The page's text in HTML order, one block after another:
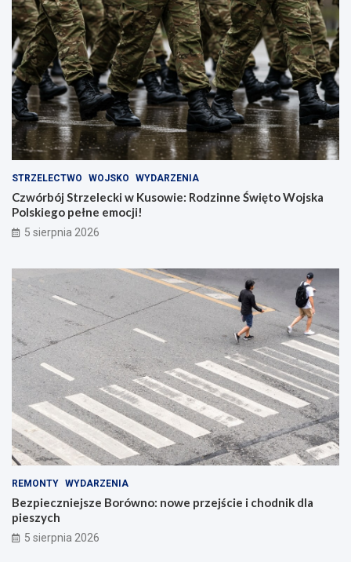
STRZELECTWO WOJSKO WYDARZENIA
Czwórbój Strzelecki w Kusowie: Rodzinne Święto Wojska
Polskiego pełne emocji!
5 sierpnia 2026
REMONTY WYDARZENIA
Bezpieczniejsze Borówno: nowe przejście i chodnik dla
pieszych
5 sierpnia 2026